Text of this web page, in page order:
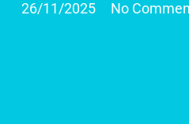
26/11/2025 No